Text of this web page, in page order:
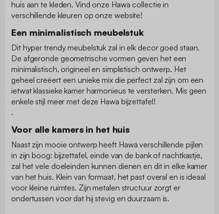
huis aan te kleden. Vind onze Hawa collectie in
verschillende kleuren op onze website!
Een minimalistisch meubelstuk
Dit hyper trendy meubelstuk zal in elk decor goed staan.
De afgeronde geometrische vormen geven het een
minimalistisch, origineel en simplistisch ontwerp. Het
geheel creëert een unieke mix die perfect zal zijn om een
ietwat klassieke kamer harmonieus te versterken. Mis geen
enkele stijl meer met deze Hawa bijzettafel!
.
Voor alle kamers in het huis
Naast zijn mooie ontwerp heeft Hawa verschillende pijlen
in zijn boog: bijzettafel, einde van de bank of nachtkastje,
zal het vele doeleinden kunnen dienen en dit in elke kamer
van het huis. Klein van formaat, het past overal en is ideaal
voor kleine ruimtes. Zijn metalen structuur zorgt er
ondertussen voor dat hij stevig en duurzaam is.